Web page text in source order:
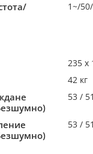
1~/
235 x
42 кг
53 /
53 /